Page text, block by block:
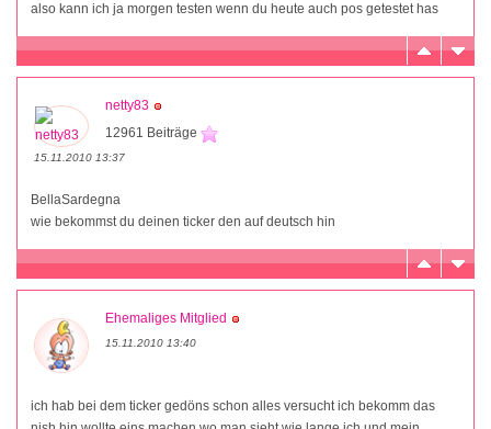
also kann ich ja morgen testen wenn du heute auch pos getestet has
netty83
12961 Beiträge
15.11.2010 13:37
BellaSardegna
wie bekommst du deinen ticker den auf deutsch hin
Ehemaliges Mitglied
15.11.2010 13:40
ich hab bei dem ticker gedöns schon alles versucht ich bekomm das